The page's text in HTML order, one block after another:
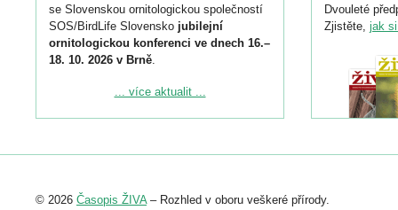
se Slovenskou ornitologickou společností
SOS/BirdLife Slovensko jubilejní
ornitologickou konferenci ve dnech 16.–
18. 10. 2026 v Brně.
Podrobnější informace ke konferenci
Registrovat se můžete do 6. září.
abstraktu přihlášené přednášky nebo
... více aktualit ...
Dvouleté
Zjistěte, jak
© 2026 Časopis ŽIVA– Rozhled v oboru veškeré přírody.